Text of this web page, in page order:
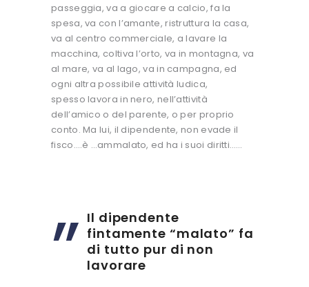
passeggia, va a giocare a calcio, fa la
spesa, va con l’amante, ristruttura la casa,
va al centro commerciale, a lavare la
macchina, coltiva l’orto, va in montagna, va
al mare, va al lago, va in campagna, ed
ogni altra possibile attività ludica,
spesso lavora in nero, nell’attività
dell’amico o del parente, o per proprio
conto. Ma lui, il dipendente, non evade il
fisco….è …ammalato, ed ha i suoi diritti……
Il dipendente
fintamente “malato” fa
di tutto pur di non
lavorare